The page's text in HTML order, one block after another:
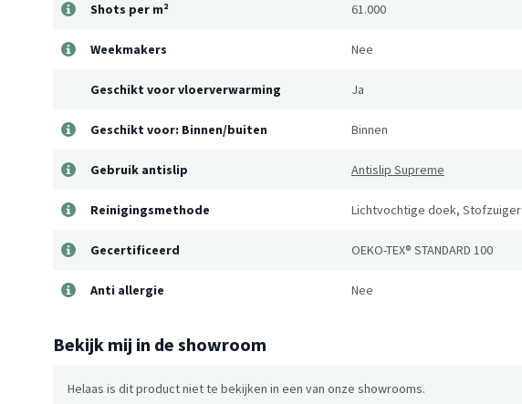
Shots per m² 61.000
Weekmakers Nee
Geschikt voor vloerverwarming Ja
Geschikt voor: Binnen/buiten Binnen
Gebruik antislip Antislip Supreme
Reinigingsmethode Lichtvochtige doek, Stofzuiger
Gecertificeerd OEKO-TEX® STANDARD 100
Anti allergie Nee
Bekijk mij in de showroom
Helaas is dit product niet te bekijken in een van onze showrooms.